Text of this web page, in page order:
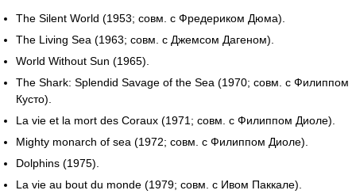
The Silent World (1953; совм. с Фредериком Дюма).
The Living Sea (1963; совм. с Джемсом Дагеном).
World Without Sun (1965).
The Shark: Splendid Savage of the Sea (1970; совм. с Филиппом
Кусто).
La vie et la mort des Coraux (1971; совм. с Филиппом Диоле).
Mighty monarch of sea (1972; совм. с Филиппом Диоле).
Dolphins (1975).
La vie au bout du monde (1979; совм. с Ивом Паккале).